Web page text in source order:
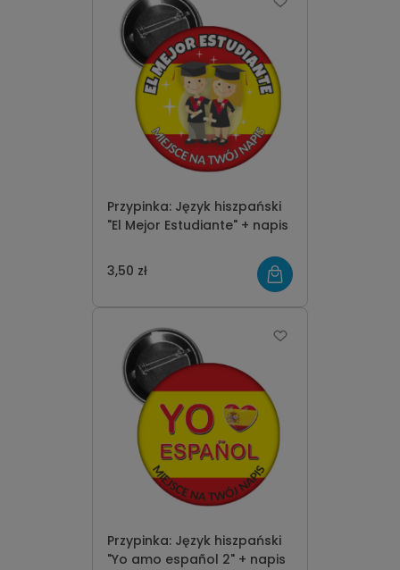
Przypinka: Język hiszpański
"El Mejor Estudiante" + napis
3,50 zł
Przypinka: Język hiszpański
"Yo amo español 2" + napis